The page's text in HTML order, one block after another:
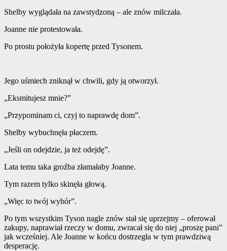
Shelby wyglądała na zawstydzoną – ale znów milczała.
Joanne nie protestowała.
Po prostu położyła kopertę przed Tysonem.
Jego uśmiech zniknął w chwili, gdy ją otworzył.
„Eksmitujesz mnie?”
„Przypominam ci, czyj to naprawdę dom”.
Shelby wybuchnęła płaczem.
„Jeśli on odejdzie, ja też odejdę”.
Lata temu taka groźba złamałaby Joanne.
Tym razem tylko skinęła głową.
„Więc to twój wybór”.
Po tym wszystkim Tyson nagle znów stał się uprzejmy – oferował
zakupy, naprawiał rzeczy w domu, zwracał się do niej „proszę pani”
jak wcześniej. Ale Joanne w końcu dostrzegła w tym prawdziwą
desperację.